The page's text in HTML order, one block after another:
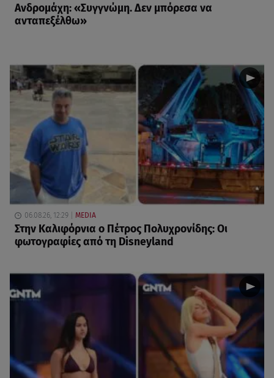
Ανδρομάχη: «Συγγνώμη. Δεν μπόρεσα να
ανταπεξέλθω»
06.08.26, 12:29 MEDIA
Στην Καλιφόρνια ο Πέτρος Πολυχρονίδης: Οι
φωτογραφίες από τη Disneyland